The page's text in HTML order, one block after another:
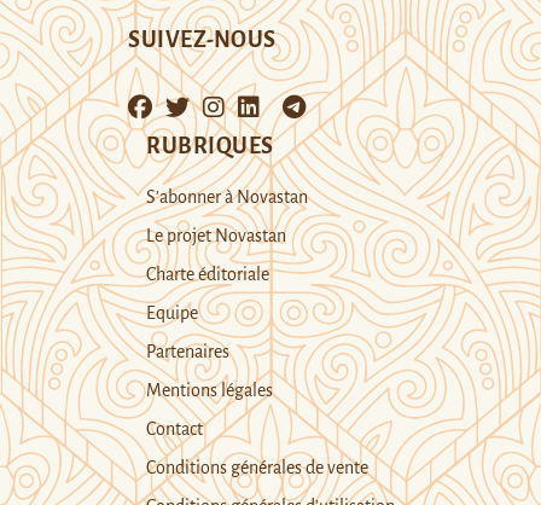
SUIVEZ-NOUS
RUBRIQUES
S’abonner à Novastan
Le projet Novastan
Charte éditoriale
Equipe
Partenaires
Mentions légales
Contact
Conditions générales de vente